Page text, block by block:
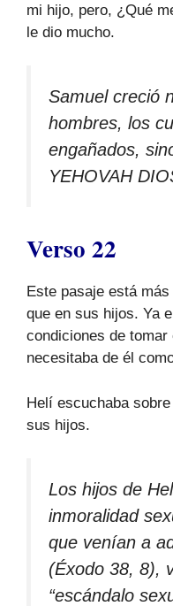
mi hijo, pero, ¿Qué
le dio mucho.
Samuel creció
hombres, los
engañados,
YEHOVAH
Verso 22
Este pasaje está
que en sus hijos. Ya
condiciones de
necesitaba de él
Helí escuchaba
sus hijos.
Los hijos de
inmoralidad
que venían a
(Éxodo 38, 8),
“escándalo